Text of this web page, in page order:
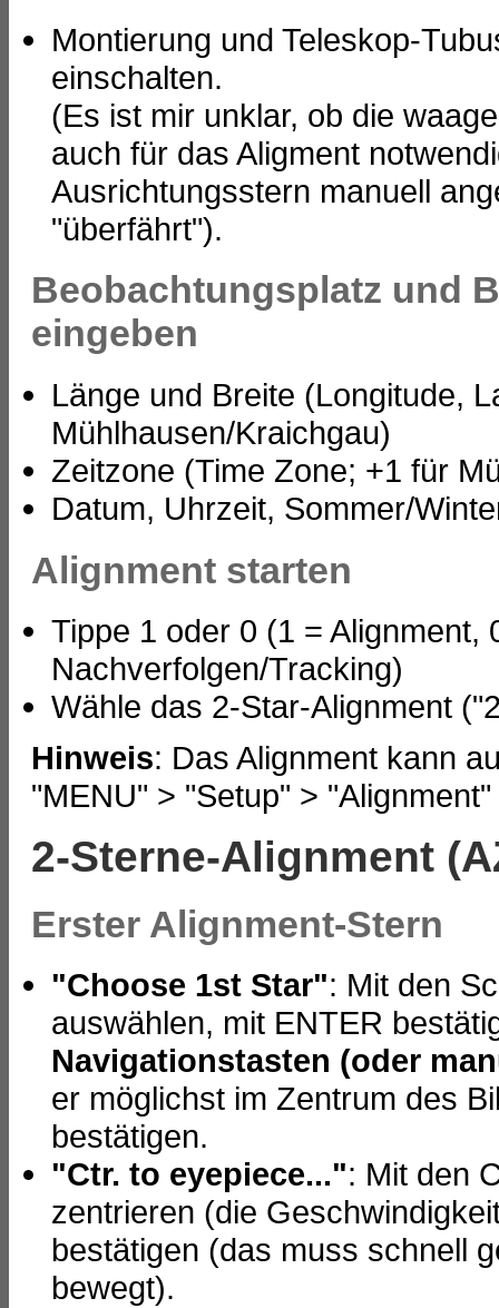
Montierung und Teleskop-
einschalten.
(Es ist mir unklar, ob die
auch für das Aligment
Ausrichtungsstern manuell
"überfährt").
Beobachtungsplatz und
eingeben
Länge und Breite (Longitude,
Mühlhausen/Kraichgau)
Zeitzone (Time Zone; +1 für
Datum, Uhrzeit, Sommer/
Alignment starten
Tippe 1 oder 0 (1 = Alignment,
Nachverfolgen/Tracking)
Wähle das 2-Star-Alignment
Hinweis: Das Alignment kann
"MENU" > "Setup" >
2-Sterne-Alignment
Erster Alignment-Stern
"Choose 1st Star": Mit den
auswählen, mit ENTER
Navigationstasten (oder
er möglichst im Zentrum des
bestätigen.
"Ctr. to eyepiece...": Mit den
zentrieren (die
bestätigen (das muss schnell
bewegt).